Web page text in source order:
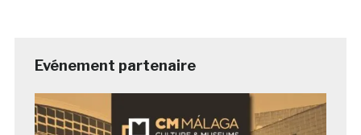
Evénement partenaire